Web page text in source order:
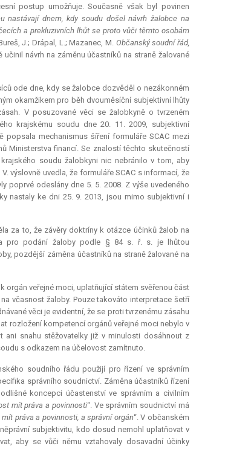
postup umožňuje. Současně však byl povinen
nastávají dnem, kdy soudu došel návrh žalobce na
a prekluzivních lhůt se proto vůči těmto osobám
J.; Drápal, L.; Mazanec, M. Občanský soudní řád,
učinil návrh na záměnu účastníků na straně žalované
ode dne, kdy se žalobce dozvěděl o nezákonném
okamžikem pro běh dvouměsíční subjektivní lhůty
V posuzované věci se žalobkyně o tvrzeném
krajskému soudu dne 20. 11. 2009, subjektivní
mechanismus šíření formuláře SCAC mezi
Ministerstva financí. Se znalostí těchto skutečností
soudu žalobkyni nic nebránilo v tom, aby
výslovně uvedla, že formuláře SCAC s informací, že
poprvé odeslány dne 5. 5. 2008. Z výše uvedeného
nastaly ke dni 25. 9. 2013, jsou mimo subjektivní i
za to, že závěry doktríny k otázce účinků žalob na
pro podání žaloby podle § 84 s. ř. s. je lhůtou
pozdější záměna účastníků na straně žalované na
orgán veřejné moci, uplatňující státem svěřenou část
včasnost žaloby. Pouze takovátointerpretace šetří
věci je evidentní, že se proti tvrzenému zásahu
rozložení kompetencí orgánů veřejné moci nebylo v
ani snahu stěžovatelky již v minulosti dosáhnout z
s odkazem na účelovost zamítnuto.
soudního řádu použijí pro řízení ve správním
správního soudnictví. Záměna účastníků řízení
koncepci účastenství ve správním a civilním
mít práva a povinnosti“. Ve správním soudnictví má
práva a povinnosti, a správní orgán“. V občanském
subjektivitu, kdo dosud nemohl uplatňovat v
aby se vůči němu vztahovaly dosavadní účinky